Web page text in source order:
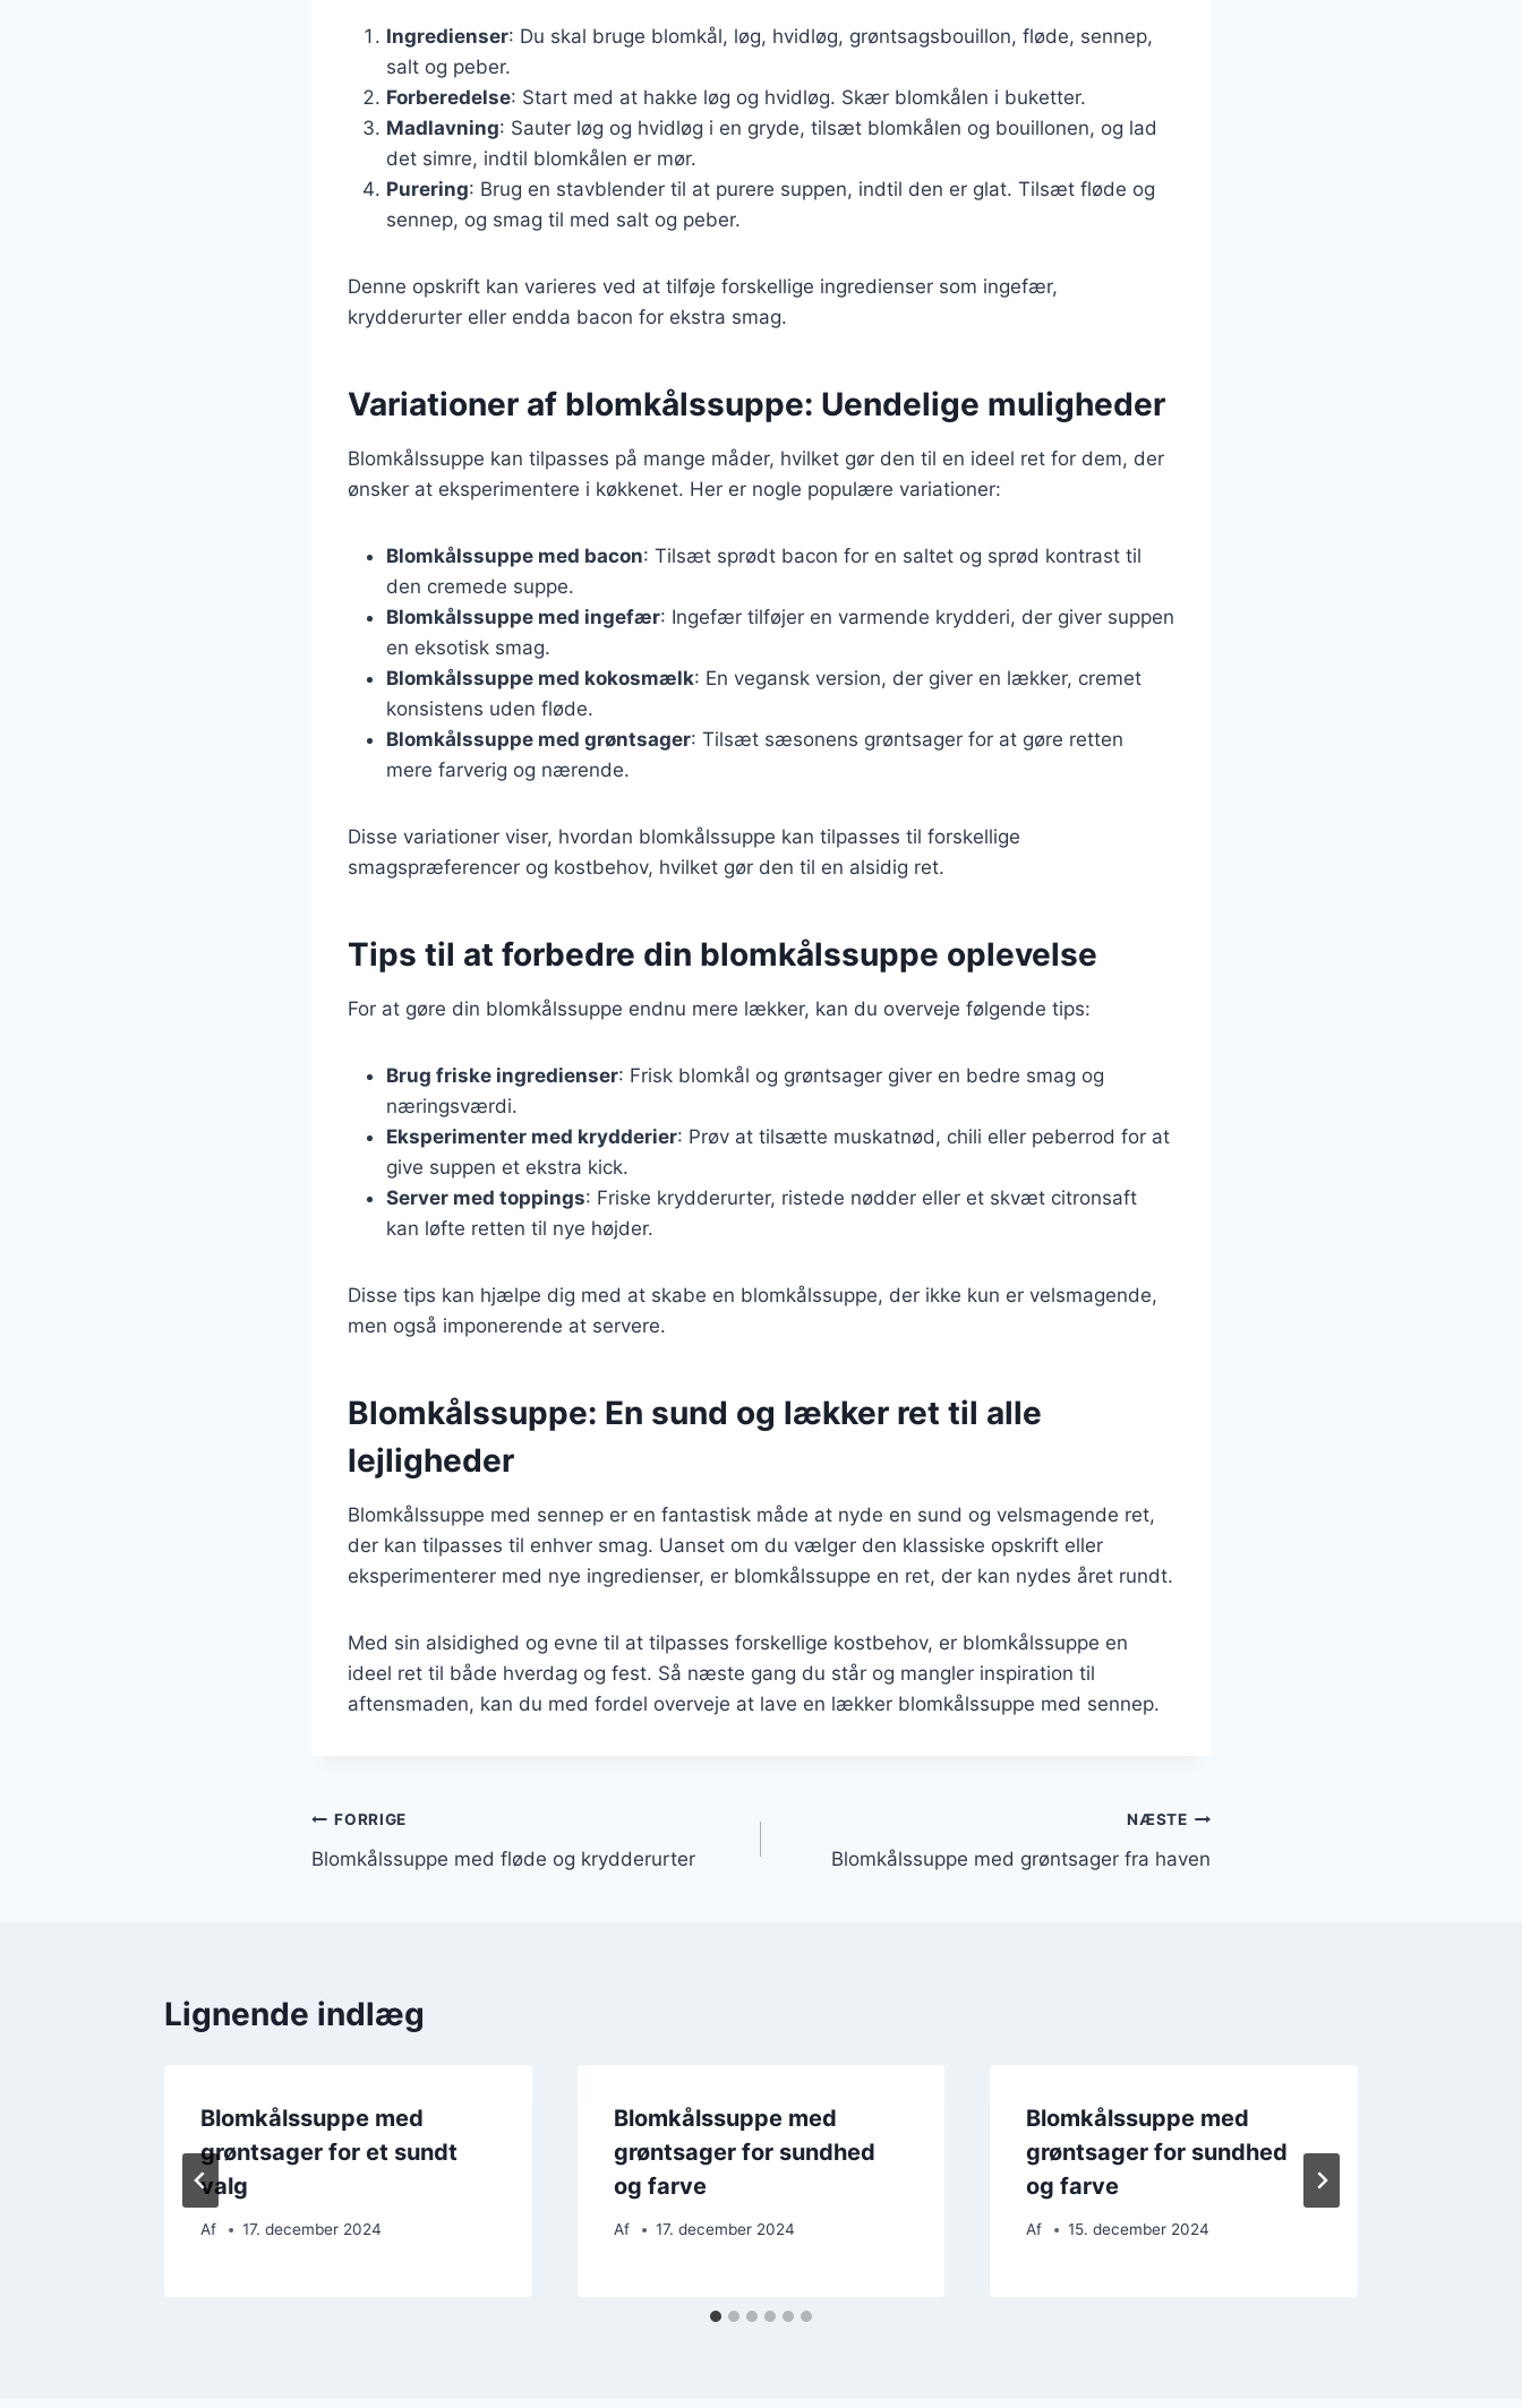
Ingredienser: Du skal bruge blomkål, løg, hvidløg, grøntsagsbouillon, fløde, sennep,
salt og peber.
Forberedelse: Start med at hakke løg og hvidløg. Skær blomkålen i buketter.
Madlavning: Sauter løg og hvidløg i en gryde, tilsæt blomkålen og bouillonen, og lad
det simre, indtil blomkålen er mør.
Purering: Brug en stavblender til at purere suppen, indtil den er glat. Tilsæt fløde og
sennep, og smag til med salt og peber.
Denne opskrift kan varieres ved at tilføje forskellige ingredienser som ingefær,
krydderurter eller endda bacon for ekstra smag.
Variationer af blomkålssuppe: Uendelige muligheder
Blomkålssuppe kan tilpasses på mange måder, hvilket gør den til en ideel ret for dem, der
ønsker at eksperimentere i køkkenet. Her er nogle populære variationer:
Blomkålssuppe med bacon: Tilsæt sprødt bacon for en saltet og sprød kontrast til
den cremede suppe.
Blomkålssuppe med ingefær: Ingefær tilføjer en varmende krydderi, der giver suppen
en eksotisk smag.
Blomkålssuppe med kokosmælk: En vegansk version, der giver en lækker, cremet
konsistens uden fløde.
Blomkålssuppe med grøntsager: Tilsæt sæsonens grøntsager for at gøre retten
mere farverig og nærende.
Disse variationer viser, hvordan blomkålssuppe kan tilpasses til forskellige
smagspræferencer og kostbehov, hvilket gør den til en alsidig ret.
Tips til at forbedre din blomkålssuppe oplevelse
For at gøre din blomkålssuppe endnu mere lækker, kan du overveje følgende tips:
Brug friske ingredienser: Frisk blomkål og grøntsager giver en bedre smag og
næringsværdi.
Eksperimenter med krydderier: Prøv at tilsætte muskatnød, chili eller peberrod for at
give suppen et ekstra kick.
Server med toppings: Friske krydderurter, ristede nødder eller et skvæt citronsaft
kan løfte retten til nye højder.
Disse tips kan hjælpe dig med at skabe en blomkålssuppe, der ikke kun er velsmagende,
men også imponerende at servere.
Blomkålssuppe: En sund og lækker ret til alle
lejligheder
Blomkålssuppe med sennep er en fantastisk måde at nyde en sund og velsmagende ret,
der kan tilpasses til enhver smag. Uanset om du vælger den klassiske opskrift eller
eksperimenterer med nye ingredienser, er blomkålssuppe en ret, der kan nydes året rundt.
Med sin alsidighed og evne til at tilpasses forskellige kostbehov, er blomkålssuppe en
ideel ret til både hverdag og fest. Så næste gang du står og mangler inspiration til
aftensmaden, kan du med fordel overveje at lave en lækker blomkålssuppe med sennep.
Indlægsnavigation
FORRIGE
Blomkålssuppe med fløde og krydderurter
NÆSTE
Blomkålssuppe med grøntsager fra haven
Lignende indlæg
Blomkålssuppe med
grøntsager for et sundt
valg
Af 17. december 2024
Blomkålssuppe med
grøntsager for sundhed
og farve
Af 17. december 2024
Blomkålssuppe med
grøntsager for sundhed
og farve
Af 15. december 2024